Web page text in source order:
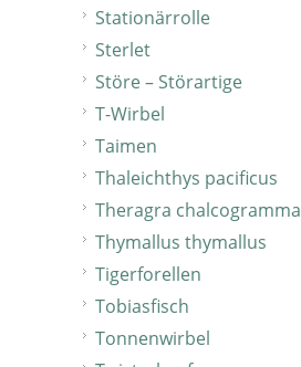
Stationärrolle
Sterlet
Störe – Störartige
T-Wirbel
Taimen
Thaleichthys pacificus
Theragra chalcogramma
Thymallus thymallus
Tigerforellen
Tobiasfisch
Tonnenwirbel